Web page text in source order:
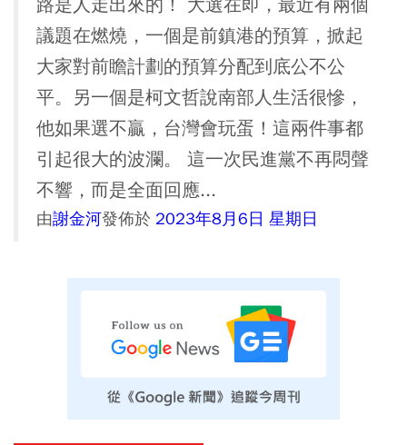
路是人走出來的！ 大選在即，最近有兩個
議題在燃燒，一個是前鎮港的預算，掀起
大家對前瞻計劃的預算分配到底公不公
平。另一個是柯文哲說南部人生活很慘，
他如果選不贏，台灣會玩蛋！這兩件事都
引起很大的波瀾。 這一次民進黨不再悶聲
不響，而是全面回應...
由謝金河發佈於 2023年8月6日 星期日